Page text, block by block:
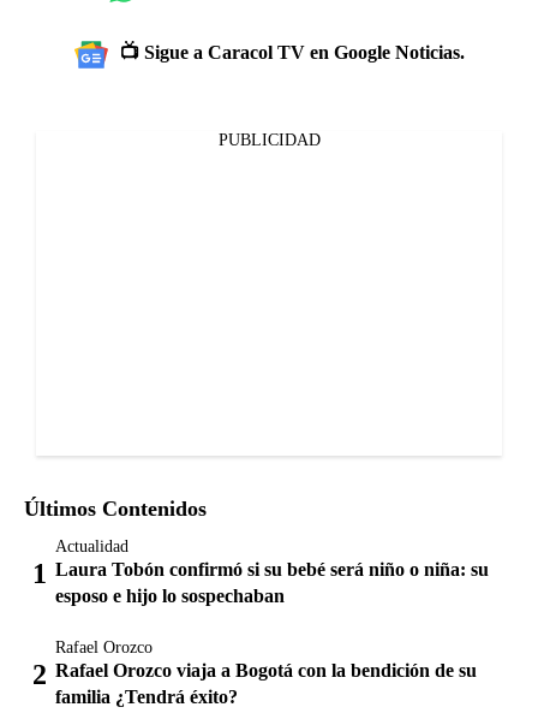
📺 Sigue a Caracol TV en Google Noticias.
PUBLICIDAD
Últimos Contenidos
Actualidad
Laura Tobón confirmó si su bebé será niño o niña: su
esposo e hijo lo sospechaban
Rafael Orozco
Rafael Orozco viaja a Bogotá con la bendición de su
familia ¿Tendrá éxito?